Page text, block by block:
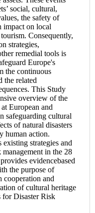
social, cultural,
the safety of
impact on local
Consequently,
strategies,
remedial tools is
Europe's
the continuous
the related
This Study
overview of the
European and
safeguarding cultural
of natural disasters
human action.
strategies and
in the 28
evidencebased
the purpose of
cooperation and
of cultural heritage
for Disaster Risk